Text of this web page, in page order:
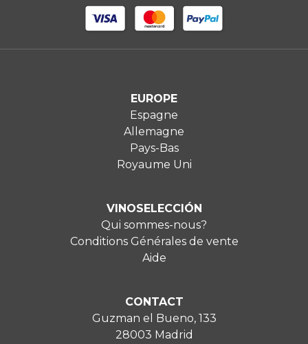
EUROPE
Espagne
Allemagne
Pays-Bas
Royaume Uni
VINOSELECCIÓN
Qui sommes-nous?
Conditions Générales de vente
Aide
CONTACT
Guzman el Bueno, 133
28003 Madrid